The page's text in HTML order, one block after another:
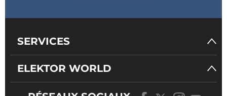
SERVICES
ELEKTOR WORLD